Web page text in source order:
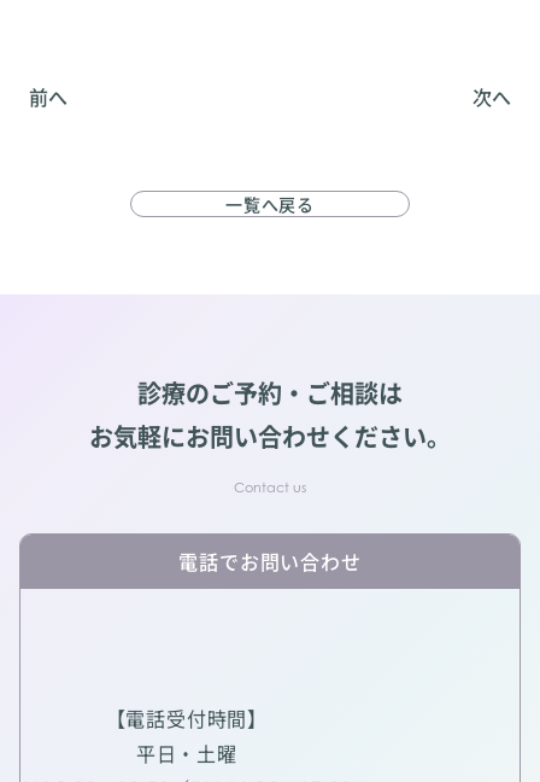
前へ 次へ
一覧へ戻る
診療のご予約・ご相談は
お気軽にお問い合わせください。
電話でお問い合わせ
【電話受付時間】
平日・土曜